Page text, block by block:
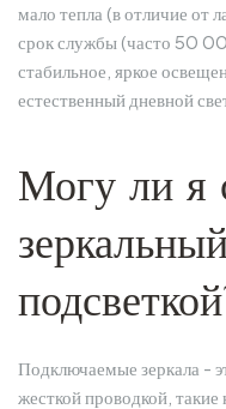
мало тепла (в отличие от
срок службы (часто 50
стабильное, яркое
естественный дневной
Могу ли я
Подключаемые зеркала
жесткой проводкой,